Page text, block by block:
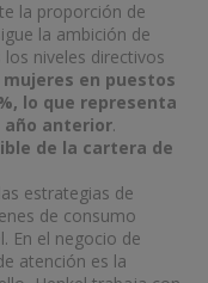
la proporción de
la ambición de
niveles directivos
mujeres en puestos
lo que representa
año anterior.
de la cartera de
estrategias de
de consumo
En el negocio de
atención es la